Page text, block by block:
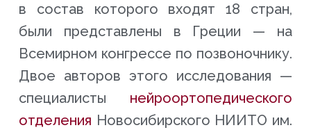
в состав которого входят 18 стран,
были представлены в Греции — на
Всемирном конгрессе по позвоночнику.
Двое авторов этого исследования —
специалисты нейроортопедического
отделения Новосибирского НИИТО им.